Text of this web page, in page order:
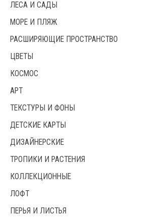
ЛЕСА И САДЫ
МОРЕ И ПЛЯЖ
РАСШИРЯЮЩИЕ ПРОСТРАНСТВО
ЦВЕТЫ
КОСМОС
АРТ
ТЕКСТУРЫ И ФОНЫ
ДЕТСКИЕ КАРТЫ
ДИЗАЙНЕРСКИЕ
ТРОПИКИ И РАСТЕНИЯ
КОЛЛЕКЦИОННЫЕ
ЛОФТ
ПЕРЬЯ И ЛИСТЬЯ